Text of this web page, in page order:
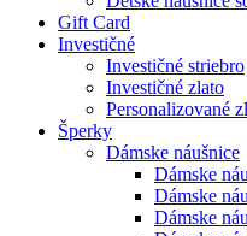
Gift Card
Investičné
Investičné striebro
Investičné zlato
Personalizované
Šperky
Dámske náušnice
Dámske
Dámske
Dámske